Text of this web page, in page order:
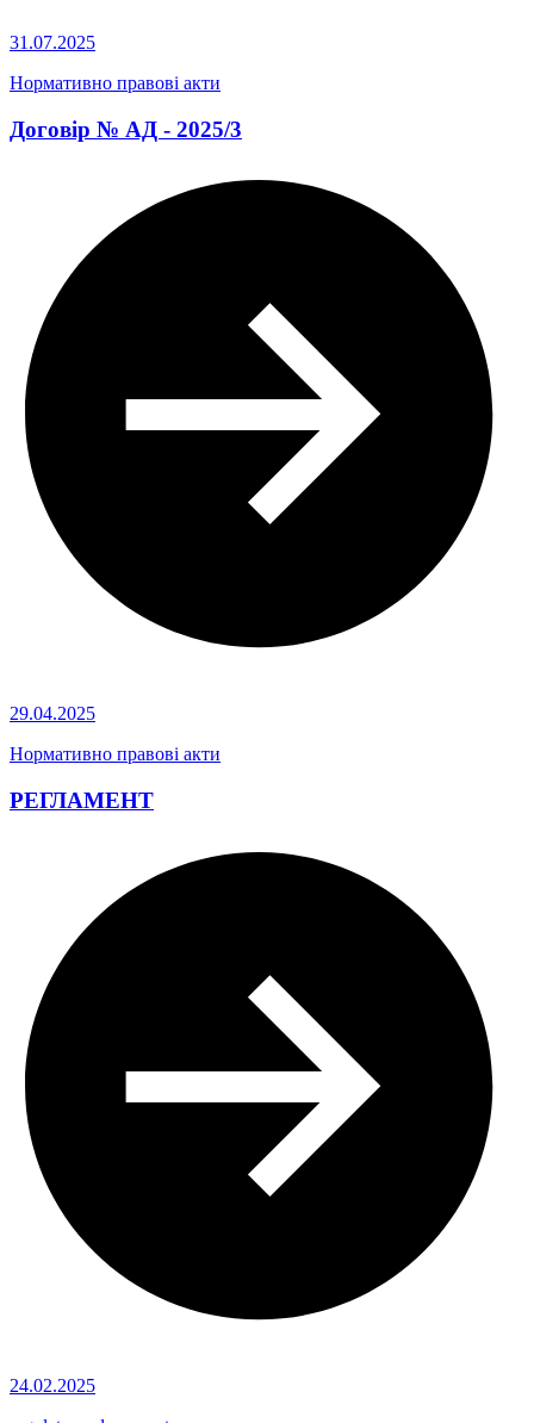
31.07.2025
Нормативно правові акти
Договір № АД - 2025/3
29.04.2025
Нормативно правові акти
РЕГЛАМЕНТ
24.02.2025